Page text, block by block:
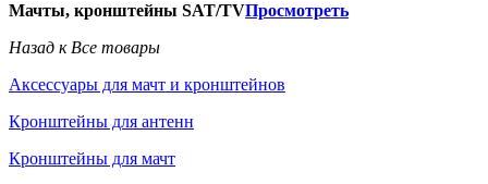
Мачты, кронштейны SAT/TVПросмотреть
Назад к Все товары
Аксессуары для мачт и кронштейнов
Кронштейны для антенн
Кронштейны для мачт